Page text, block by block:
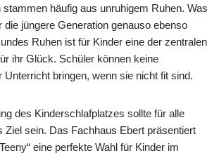
häufig aus unruhigem Ruhen. Was
die jüngere Generation genauso ebenso
Ruhen ist für Kinder eine der zentralen
ihr Glück. Schüler können keine
Unterricht bringen, wenn sie nicht fit sind.
des Kinderschlafplatzes sollte für alle
Ziel sein. Das Fachhaus Ebert präsentiert
eine perfekte Wahl für Kinder im